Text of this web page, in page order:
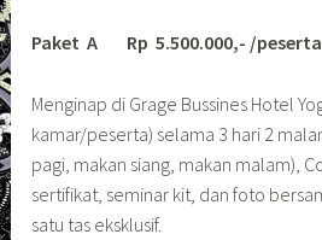
Paket A Rp 5.500.000,- /peserta
Menginap di Grage Bussines Hotel
kamar/peserta) selama 3 hari 2
pagi, makan siang, makan malam),
sertifikat, seminar kit, dan foto
satu tas eksklusif.